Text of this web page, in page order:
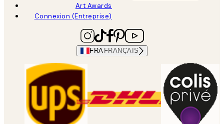
Art Awards
Connexion (Entreprise)
FRA FRANÇAIS